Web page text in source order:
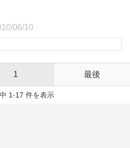
06/10
1 最後
1-17 件を表示